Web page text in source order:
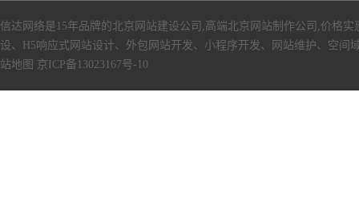
信达网络是15年品牌的北京网站建设公司,高端北京网站制作公司,价格
设、H5响应式网站设计、外包网站开发、小程序开发、网站维护、空
站地图 京ICP备13023167号-10